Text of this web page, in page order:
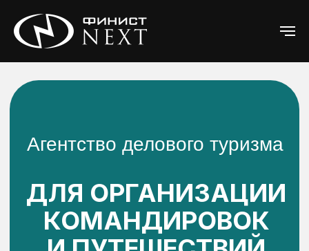
ДЛЯ ОРГАНИЗАЦИИ
КОМАНДИРОВОК
КОНСУЛЬТАЦИЯ СПЕЦИАЛИСТА